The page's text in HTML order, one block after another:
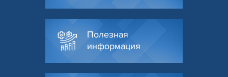
Полезная
информация